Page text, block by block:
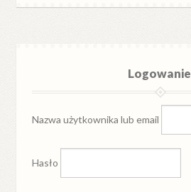
Logowanie
Nazwa użytkownika lub email
Hasło